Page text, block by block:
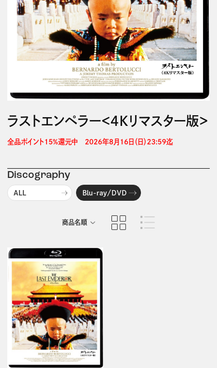
ラストエンペラー＜４Ｋリマスター版＞
全品ポイント15%還元中　2026年8月16日（日）23:59迄
Discography
ALL Blu-ray/DVD
商品名順